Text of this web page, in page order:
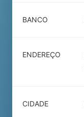
BANCO
ENDEREÇO
CIDADE